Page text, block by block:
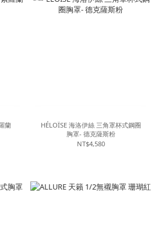
蘭
HÉLOÏSE 海洛伊絲 三角罩杯式鋼圈
胸罩- 德克薩斯粉
NT$4,580